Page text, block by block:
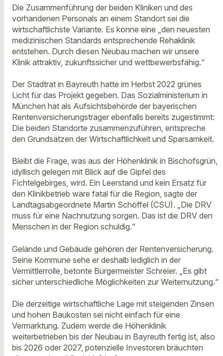
Die Zusammenführung der beiden Kliniken und des
vorhandenen Personals an einem Standort sei die
wirtschaftlichste Variante. Es könne eine „den neuesten
medizinischen Standards entsprechende Rehaklinik
entstehen. Durch diesen Neubau machen wir unsere
Klinik attraktiv, zukunftssicher und wettbewerbsfähig.“
Der Stadtrat in Bayreuth hatte im Herbst 2022 grünes
Licht für das Projekt gegeben. Das Sozialministerium in
München hat als Aufsichtsbehörde der bayerischen
Rentenversicherungsträger ebenfalls bereits zugestimmt:
Die beiden Standorte zusammenzuführen, entspreche
den Grundsätzen der Wirtschaftlichkeit und Sparsamkeit.
Bleibt die Frage, was aus der Höhenklinik in Bischofsgrün,
idyllisch gelegen mit Blick auf die Gipfel des
Fichtelgebirges, wird. Ein Leerstand und kein Ersatz für
den Klinikbetrieb wäre fatal für die Region, sagte der
Landtagsabgeordnete Martin Schöffel (CSU). „Die DRV
muss für eine Nachnutzung sorgen. Das ist die DRV den
Menschen in der Region schuldig.“
Gelände und Gebäude gehören der Rentenversicherung.
Seine Kommune sehe er deshalb lediglich in der
Vermittlerrolle, betonte Bürgermeister Schreier. „Es gibt
sicher unterschiedliche Möglichkeiten zur Weiternutzung.“
Die derzeitige wirtschaftliche Lage mit steigenden Zinsen
und hohen Baukosten sei nicht einfach für eine
Vermarktung. Zudem werde die Höhenklinik
weiterbetrieben bis der Neubau in Bayreuth fertig ist, also
bis 2026 oder 2027, potenzielle Investoren bräuchten